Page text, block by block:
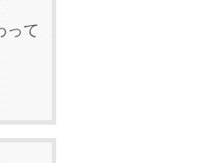
って